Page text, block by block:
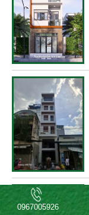
0967005926